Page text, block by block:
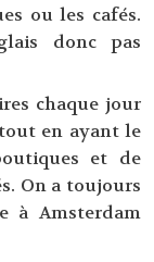
ou les cafés.
donc pas
chaque jour
en ayant le
et de
On a toujours
à Amsterdam